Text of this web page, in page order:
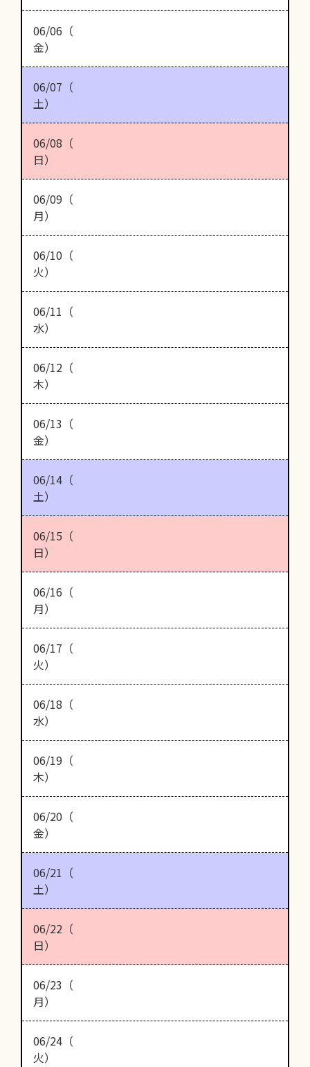
06/06（
金）
06/07（
土）
06/08（
日）
06/09（
月）
06/10（
火）
06/11（
水）
06/12（
木）
06/13（
金）
06/14（
土）
06/15（
日）
06/16（
月）
06/17（
火）
06/18（
水）
06/19（
木）
06/20（
金）
06/21（
土）
06/22（
日）
06/23（
月）
06/24（
火）